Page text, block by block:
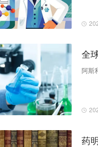
全
阿斯
药